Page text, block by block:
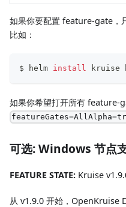
如果你要配置 feature-gate，
比如：
$ helm install kruise
如果你希望打开所有 feature-
可选: Windows 节点
FEATURE STATE: Kruise
从 v1.9.0 开始，OpenKruise